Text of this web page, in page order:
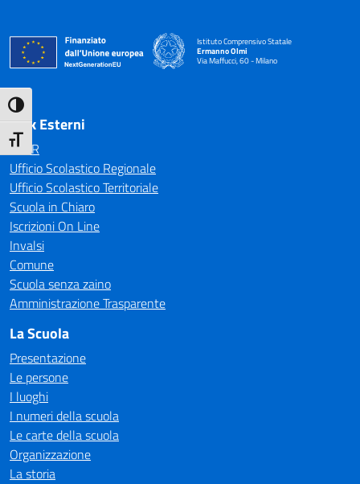
Attiva/disattiva alto contrasto
Attiva/disattiva dimensione testo
Istituto Comprensivo Statale
Ermanno Olmi
Via Maffucci, 60 - Milano
— Visita la pagina iniziale della scuola
Link Esterni
MIUR
Ufficio Scolastico Regionale
Ufficio Scolastico Territoriale
Scuola in Chiaro
Iscrizioni On Line
Invalsi
Comune
Scuola senza zaino
Amministrazione Trasparente
La Scuola
Presentazione
Le persone
I luoghi
I numeri della scuola
Le carte della scuola
Organizzazione
La storia